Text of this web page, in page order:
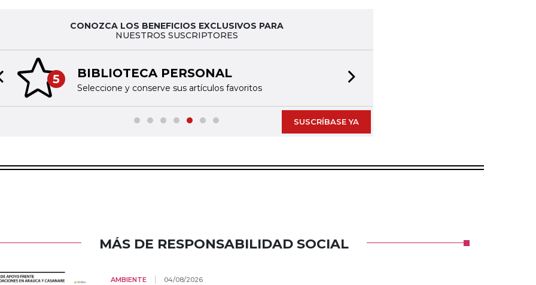
CONOZCA LOS BENEFICIOS EXCLUSIVOS PARA
NUESTROS SUSCRIPTORES
5 BIBLIOTECA PERSONAL
Seleccione y conserve sus artículos favoritos
slide
SUSCRÍBASE YA
MÁS DE RESPONSABILIDAD SOCIAL
AMBIENTE 04/08/2026